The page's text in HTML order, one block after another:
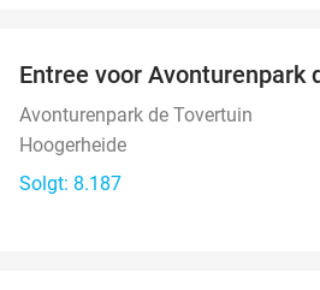
Entree voor Avonturenpark
Avonturenpark de Tovertuin
Hoogerheide
Solgt: 8.187